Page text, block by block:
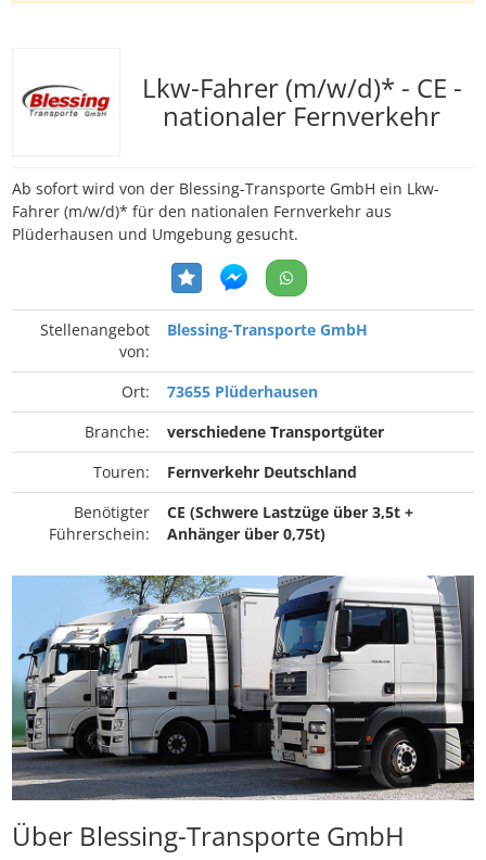
Lkw-Fahrer (m/w/d)* - CE -
nationaler Fernverkehr
Ab sofort wird von der Blessing-Transporte GmbH ein Lkw-
Fahrer (m/w/d)* für den nationalen Fernverkehr aus
Plüderhausen und Umgebung gesucht.
Stellenangebot
von:
Blessing-Transporte GmbH
Ort:
73655 Plüderhausen
Branche:
verschiedene Transportgüter
Touren:
Fernverkehr Deutschland
Benötigter
Führerschein:
CE (Schwere Lastzüge über 3,5t +
Anhänger über 0,75t)
Über Blessing-Transporte GmbH